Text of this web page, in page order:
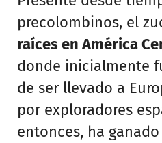
precolombinos, el
raíces en América
donde inicialmente
de ser llevado a
por exploradores
entonces, ha